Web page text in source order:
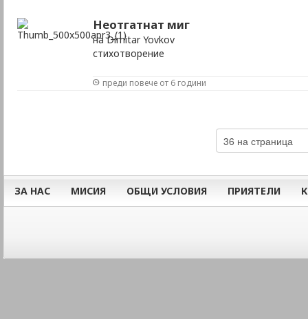
Неотгатнат миг
на Dimitar Yovkov
стихотворение
преди повече от 6 години
ЗА НАС МИСИЯ ОБЩИ УСЛОВИЯ ПРИЯТЕЛИ